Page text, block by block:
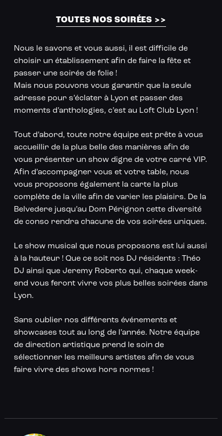
TOUTES NOS SOIRÉES >>
Nous le savons et vous aussi, il est difficile de
choisir un établissement afin de faire la fête et
passer une soirée de folie !
Mais nous pouvons vous garantir que la seule
adresse pour s’éclater à Lyon et passer des
moments d’anthologies, c’est au Loft Club Lyon !
Tout d’abord, toute notre équipe est prête à vous
accueillir de la plus belle des manières afin de
vous présenter un show digne de votre carré VIP.
Afin d’accompagner vous et votre table, nous
vous proposons également la carte la plus
complète de la ville afin de varier les plaisirs. De la
Belvedere jusqu’au Dom Pérignon cette diversité
de conso rendra chacune de vos soirées uniques.
Le show musical que nous proposons est lui aussi
à la hauteur ! Que ce soit nos DJ résidents : Théo
DJ ainsi que Jeremy Roberto qui, chaque week-
end vous feront vivre vos plus belles soirées dans
Lyon.
Sans oublier nos différents événements et
showcases tout au long de l’année. Notre équipe
de direction artistique prend le soin de
sélectionner les meilleurs artistes afin de vous
faire vivre des shows hors normes !